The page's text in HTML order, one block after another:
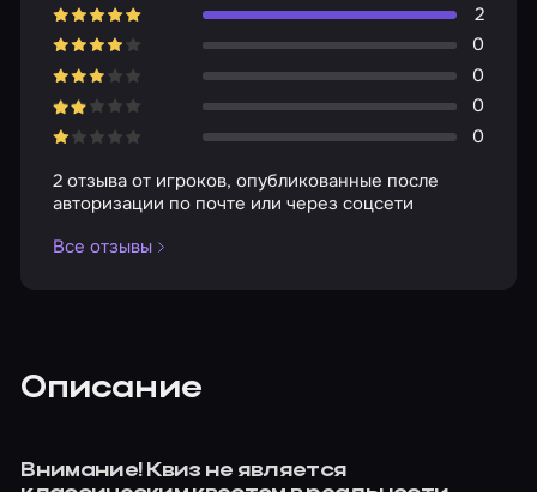
2
0
0
0
0
2 отзыва от игроков, опубликованные после
авторизации по почте или через соцсети
Все отзывы
Описание
Внимание! Квиз не является